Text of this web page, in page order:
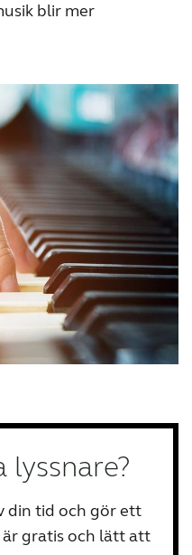
blir mer
lyssnare?
din tid och gör ett
gratis och lätt att